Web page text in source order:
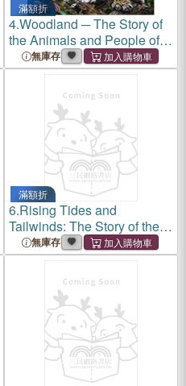
滿額折
4.Woodland ─ The Story of
the Animals and People of
Woodland Park Zoo
無庫存
滿額折
6.Rising Tides and
Tailwinds: The Story of the
Port of Seattle
無庫存